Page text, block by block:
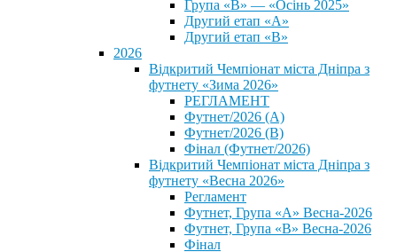
Група «В» — «Осінь 2025»
Другий етап «А»
Другий етап «В»
2026
Відкритий Чемпіонат міста Дніпра з
футнету «Зима 2026»
РЕГЛАМЕНТ
Футнет/2026 (А)
Футнет/2026 (В)
Фінал (Футнет/2026)
Відкритий Чемпіонат міста Дніпра з
футнету «Весна 2026»
Регламент
Футнет, Група «А» Весна-2026
Футнет, Група «В» Весна-2026
Фінал